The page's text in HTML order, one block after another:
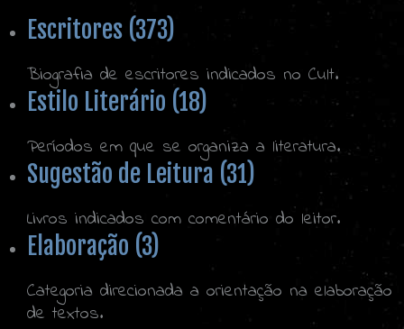
Escritores (373)
Biografia de escritores indicados no Cult.
Estilo Literário (18)
Períodos em que se organiza a literatura.
Sugestão de Leitura (31)
Livros indicados com comentário do leitor.
Elaboração (3)
Categoria direcionada a orientação na elaboração
de textos.